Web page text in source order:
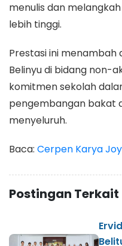
menulis dan
lebih tinggi.
Prestasi ini menambah
Belinyu di bidang non-
komitmen sekolah
pengembangan bakat
menyeluruh.
Baca: Cerpen Karya Joy
Postingan Terkait